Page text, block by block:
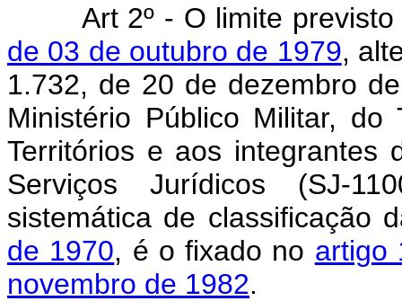
Art 2º - O limite
de 03 de outubro de 1979,
1.732, de 20 de dezembro
Ministério Público Militar,
Territórios e aos integrantes
Serviços Jurídicos (SJ-
sistemática de classificação
de 1970, é o fixado no artigo
novembro de 1982.